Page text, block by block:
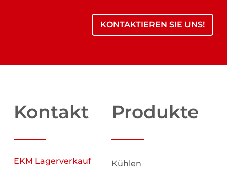
KONTAKTIEREN SIE UNS!
Kontakt
EKM Lagerverkauf
Produkte
Kühlen